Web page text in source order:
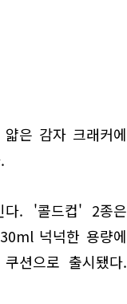
은 감자 크래커에
. '콜드컵' 2종은
넉넉한 용량에
션으로 출시됐다.